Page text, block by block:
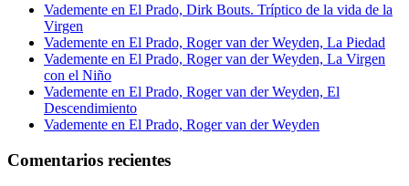
Vademente en El Prado, Dirk Bouts. Tríptico de la vida de la
Virgen
Vademente en El Prado, Roger van der Weyden, La Piedad
Vademente en El Prado, Roger van der Weyden, La Virgen
con el Niño
Vademente en El Prado, Roger van der Weyden, El
Descendimiento
Vademente en El Prado, Roger van der Weyden
Comentarios recientes